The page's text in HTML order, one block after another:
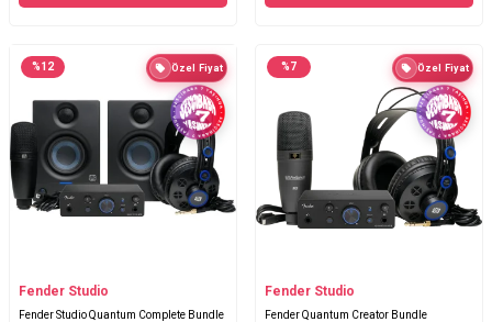
%12 Özel Fiyat
Fender Studio
Fender Studio Quantum Complete Bundle
%7 Özel Fiyat
Fender Studio
Fender Quantum Creator Bundle